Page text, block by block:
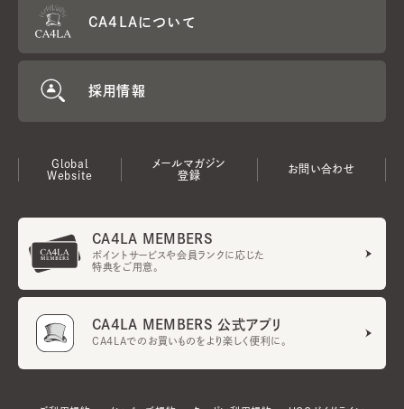
CA4LAについて
採用情報
Global
Website
メールマガジン
登録
お問い合わせ
CA4LA MEMBERS
ポイントサービスや会員ランクに応じた
特典をご用意。
CA4LA MEMBERS 公式アプリ
CA4LAでのお買いものをより楽しく便利に。